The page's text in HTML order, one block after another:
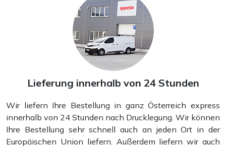
Aufkleber und Sticker
Lieferung innerhalb von 24 Stunden
Wir liefern Ihre Bestellung in ganz Österreich express
innerhalb von 24 Stunden nach Drucklegung. Wir können
Ihre Bestellung sehr schnell auch an jeden Ort in der
Europäischen Union liefern. Außerdem liefern wir auch